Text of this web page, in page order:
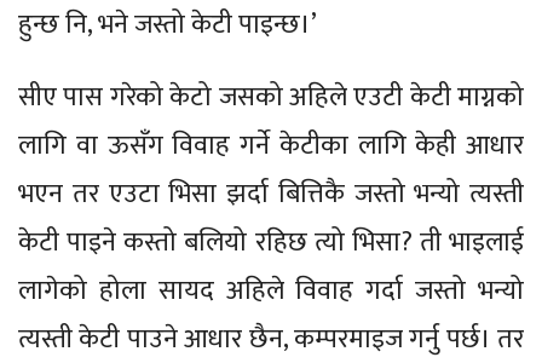
हुन्छ नि, भने जस्तो केटी पाइन्छ।’
सीए पास गरेको केटो जसको अहिले एउटी केटी माग्नको
लागि वा ऊसँग विवाह गर्ने केटीका लागि केही आधार
भएन तर एउटा भिसा झर्दा बित्तिकै जस्तो भन्यो त्यस्ती
केटी पाइने कस्तो बलियो रहिछ त्यो भिसा? ती भाइलाई
लागेको होला सायद अहिले विवाह गर्दा जस्तो भन्यो
त्यस्ती केटी पाउने आधार छैन, कम्परमाइज गर्नु पर्छ। तर